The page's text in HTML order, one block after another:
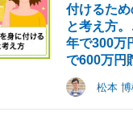
付けるた
と考え方
年で300万
で600万円
松本